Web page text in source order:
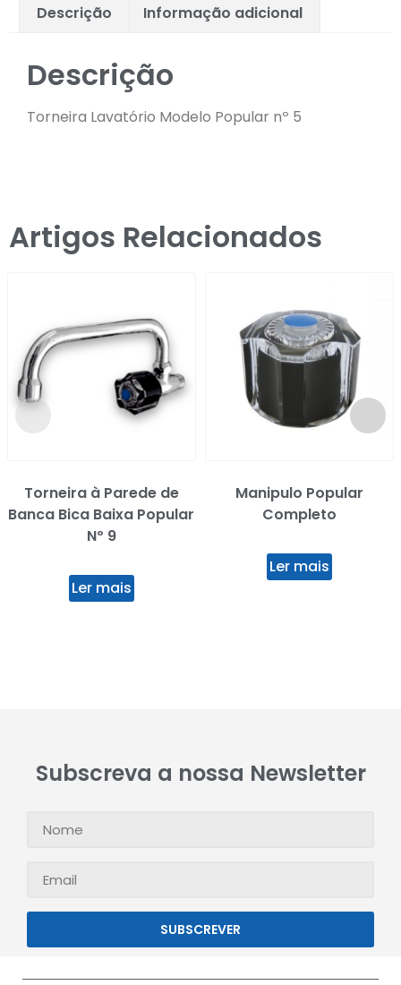
Descrição Informação adicional
Descrição
Torneira Lavatório Modelo Popular nº 5
Artigos Relacionados
Torneira à Parede de
Banca Bica Baixa Popular
Nº 9
Ler mais
Manipulo Popular
Completo
Ler mais
Subscreva a nossa Newsletter
SUBSCREVER